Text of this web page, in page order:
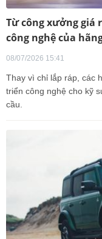
Từ công xưởng giá
công nghệ của
08/07/2026 15:41
Thay vì chỉ lắp ráp, các
triển công nghệ cho kỹ
cầu.